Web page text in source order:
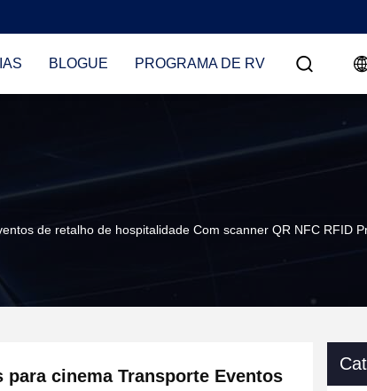
BLOGUE PROGRAMA DE RV
de retalho de hospitalidade Com scanner QR NFC RFID
cinema Transporte Eventos